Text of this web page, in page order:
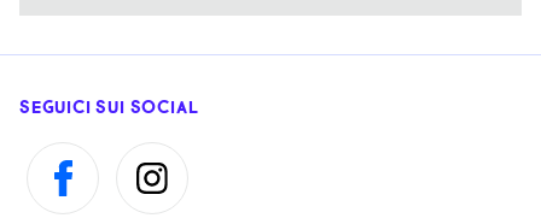
SEGUICI SUI SOCIAL